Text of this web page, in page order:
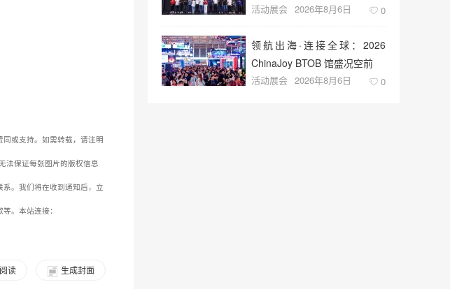
或支持。如需转载，请注明
法保证每张图片的版权信息
。我们将在收到通知后，立
。本站连接：
生成封面
读
有你，共赴这场“与 AI 同游”的
活动展会 2026年8月6日 0
领航出海·连接全球：2026
ChinaJoy BTOB 馆盛况空前
活动展会 2026年8月6日 0